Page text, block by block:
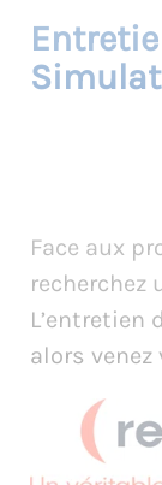
Face aux
recherchez
L’entretien
alors venez